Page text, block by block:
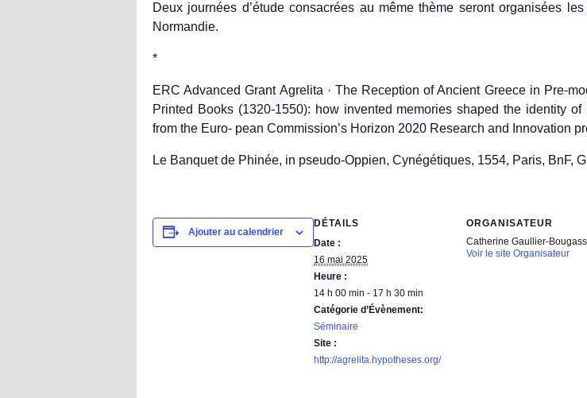
Deux journées d’étude consacrées au même thème seront organisées
Normandie.
*
ERC Advanced Grant Agrelita · The Reception of Ancient Greece in Pre-
Printed Books (1320-1550): how invented memories shaped the identity
from the Euro- pean Commission’s Horizon 2020 Research and Innovation
Le Banquet de Phinée, in pseudo-Oppien, Cynégétiques, 1554, Paris, BnF,
Ajouter au calendrier
DÉTAILS
Date :
16 mai 2025
Heure :
14 h 00 min - 17 h 30 min
Catégorie d’Évènement:
Séminaire
Site :
http://agrelita.hypotheses.org/
ORGANISATEUR
Catherine Gaullier-
Voir le site Organisateur